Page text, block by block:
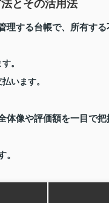
とその活用法
理する台帳で、所有す
。
います。
体像や評価額を一目で
。